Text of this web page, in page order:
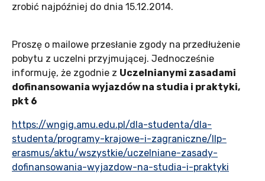
zrobić najpóźniej do dnia 15.12.2014.
Proszę o mailowe przesłanie zgody na przedłużenie
pobytu z uczelni przyjmującej. Jednocześnie
informuję, że zgodnie z Uczelnianymi zasadami
dofinansowania wyjazdów na studia i praktyki,
pkt 6
https://wngig.amu.edu.pl/dla-studenta/dla-
studenta/programy-krajowe-i-zagraniczne/llp-
erasmus/aktu/wszystkie/uczelniane-zasady-
dofinansowania-wyjazdow-na-studia-i-praktyki